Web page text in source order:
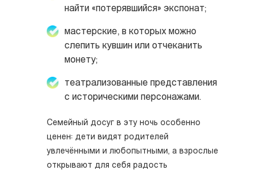
найти «потерявшийся» экспонат;
мастерские, в которых можно
слепить кувшин или отчеканить
монету;
театрализованные представления
с историческими персонажами.
Семейный досуг в эту ночь особенно
ценен: дети видят родителей
увлечёнными и любопытными, а взрослые
открывают для себя радость